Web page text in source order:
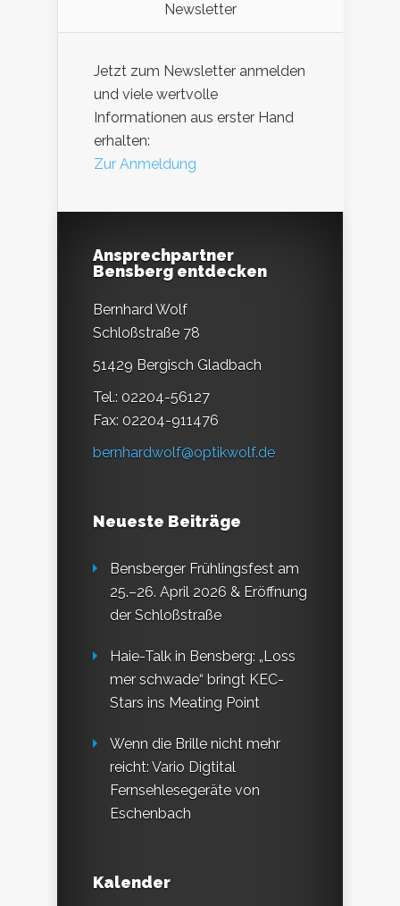
Newsletter
Jetzt zum Newsletter anmelden
und viele wertvolle
Informationen aus erster Hand
erhalten:
Zur Anmeldung
Ansprechpartner
Bensberg entdecken
Bernhard Wolf
Schloßstraße 78
51429 Bergisch Gladbach
Tel.: 02204-56127
Fax: 02204-911476
bernhardwolf@optikwolf.de
Neueste Beiträge
Bensberger Frühlingsfest am
25.–26. April 2026 & Eröffnung
der Schloßstraße
Haie-Talk in Bensberg: „Loss
mer schwade“ bringt KEC-
Stars ins Meating Point
Wenn die Brille nicht mehr
reicht: Vario Digtital
Fernsehlesegeräte von
Eschenbach
Kalender